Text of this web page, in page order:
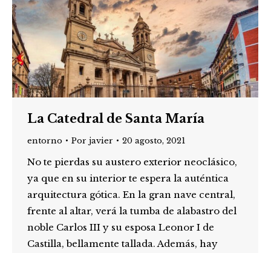
La Catedral de Santa María
entorno Por javier 20 agosto, 2021
No te pierdas su austero exterior neoclásico,
ya que en su interior te espera la auténtica
arquitectura gótica. En la gran nave central,
frente al altar, verá la tumba de alabastro del
noble Carlos III y su esposa Leonor I de
Castilla, bellamente tallada. Además, hay